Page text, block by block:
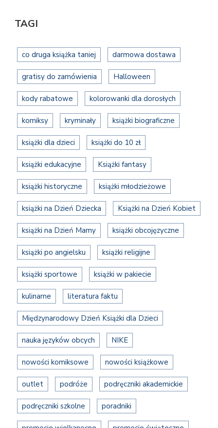
TAGI
co druga książka taniej darmowa dostawa
gratisy do zamówienia Halloween
kody rabatowe kolorowanki dla dorosłych
komiksy kryminały książki biograficzne
książki dla dzieci książki do 10 zł
książki edukacyjne Książki fantasy
książki historyczne książki młodzieżowe
książki na Dzień Dziecka Książki na Dzień Kobiet
książki na Dzień Mamy książki obcojęzyczne
książki po angielsku książki religijne
książki sportowe książki w pakiecie
kulinarne literatura faktu
Międzynarodowy Dzień Książki dla Dzieci
nauka języków obcych NIKE
nowości komiksowe nowości książkowe
outlet podróże podręczniki akademickie
podręczniki szkolne poradniki